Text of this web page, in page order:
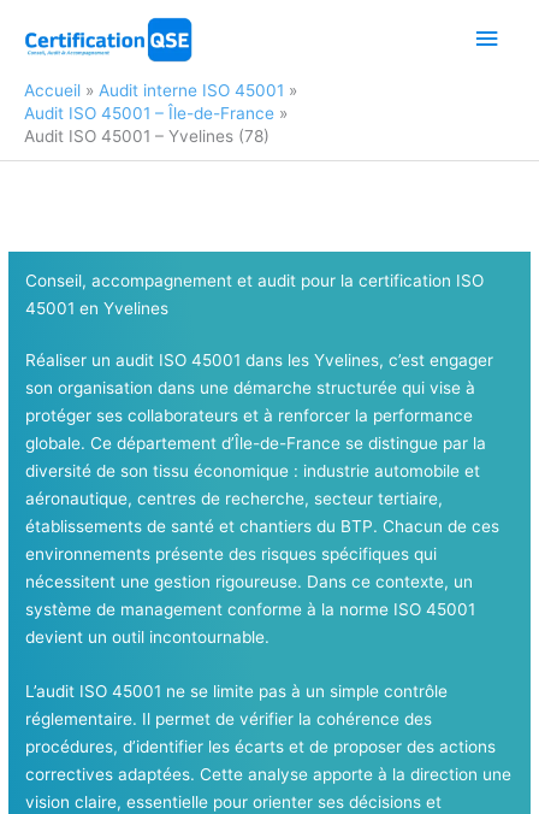
Accueil
Audit interne ISO 45001
Audit ISO 45001 – Île-de-France
Audit ISO 45001 – Yvelines (78)
Conseil, accompagnement et audit pour la certification ISO
45001 en Yvelines
Réaliser un audit ISO 45001 dans les Yvelines, c’est engager
son organisation dans une démarche structurée qui vise à
protéger ses collaborateurs et à renforcer la performance
globale. Ce département d’Île-de-France se distingue par la
diversité de son tissu économique : industrie automobile et
aéronautique, centres de recherche, secteur tertiaire,
établissements de santé et chantiers du BTP. Chacun de ces
environnements présente des risques spécifiques qui
nécessitent une gestion rigoureuse. Dans ce contexte, un
système de management conforme à la norme ISO 45001
devient un outil incontournable.
L’audit ISO 45001 ne se limite pas à un simple contrôle
réglementaire. Il permet de vérifier la cohérence des
procédures, d’identifier les écarts et de proposer des actions
correctives adaptées. Cette analyse apporte à la direction une
vision claire, essentielle pour orienter ses décisions et